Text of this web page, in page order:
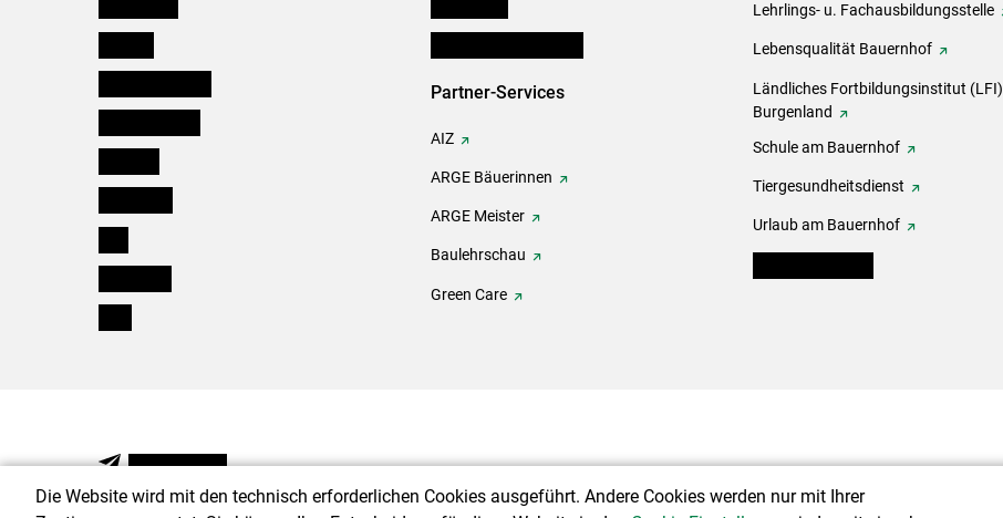
Partner-Services
AIZ
ARGE Bäuerinnen
ARGE Meister
Baulehrschau
Green Care
Lehrlings- u. Fachausbildungsstelle
Lebensqualität Bauernhof
Ländliches Fortbildungsinstitut (LFI)
Burgenland
Schule am Bauernhof
Tiergesundheitsdienst
Urlaub am Bauernhof
NEWSLETTER
Die Website wird mit den technisch erforderlichen Cookies ausgeführt. Andere Cookies werden nur mit Ihrer